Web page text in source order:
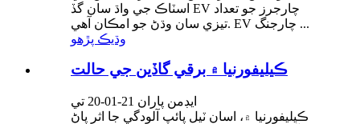
اسٽاڪ جي واڌ سان گڏ EV چارجرز جو تعداد
تيزي سان وڌڻ جو امڪان آهي. EV چارجنگ ...
وڌيڪ پڙهو
ڪيليفورنيا ۾ برقي گاڏين جي حالت
ايڊمن پاران 21-01-20 تي
ڪيليفورنيا ۾، اسان ٽيل پائپ آلودگي جا اثر پاڻ